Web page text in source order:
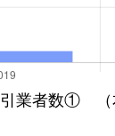
業者数① （